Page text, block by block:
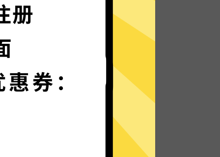
无论何地，无限访问
的自研发通信协议，使您无论是
路上还是沙发上，都能轻松无限制访问全
球网络，体验真正的极速网络。